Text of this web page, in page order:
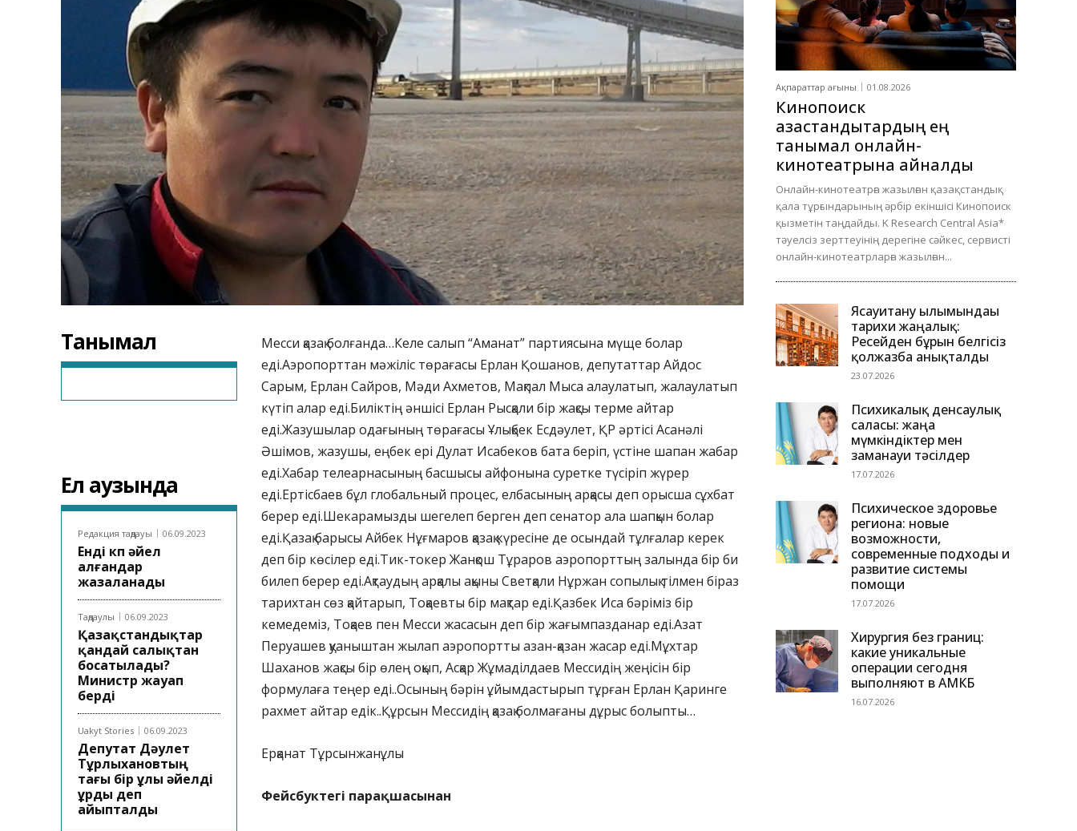
Танымал
Ел аузында
Редакция таңдауы 06.09.2023
Енді көп әйел
алғандар
жазаланады
Таңдаулы 06.09.2023
Қазақстандықтар
қандай салықтан
босатылады?
Министр жауап
берді
Uakyt Stories 06.09.2023
Депутат Дәулет
Тұрлыхановтың
тағы бір ұлы әйелді
ұрды деп
айыпталды
Месси қазақ болғанда…Келе салып “Аманат” партиясына мүще болар
еді.Аэропорттан мәжіліс төрағасы Ерлан Қошанов, депутаттар Айдос
Сарым, Ерлан Сайров, Мәди Ахметов, Мақпал Мыса алаулатып, жалаулатып
күтіп алар еді.Биліктің әншісі Ерлан Рысқали бір жақсы терме айтар
еді.Жазушылар одағының төрағасы Ұлықбек Есдәулет, ҚР әртісі Асанәлі
Әшімов, жазушы, еңбек ері Дулат Исабеков бата беріп, үстіне шапан жабар
еді.Хабар телеарнасының басшысы айфонына суретке түсіріп жүрер
еді.Ертісбаев бұл глобальный процес, елбасының арқасы деп орысша сұхбат
берер еді.Шекарамызды шегелеп берген деп сенатор ала шапқын болар
еді.Қазақ барысы Айбек Нұғмаров қазақ күресіне де осындай тұлғалар керек
деп бір көсілер еді.Тик-токер Жанқош Тұраров аэропорттың залында бір би
билеп берер еді.Ақтаудың арқалы ақыны Светқали Нұржан сопылық тілмен біраз
тарихтан сөз қайтарып, Тоқаевты бір мақтар еді.Қазбек Иса бәріміз бір
кемедеміз, Тоқаев пен Месси жасасын деп бір жағымпазданар еді.Азат
Перуашев қуаныштан жылап аэропортты азан-қазан жасар еді.Мұхтар
Шаханов жақсы бір өлең оқып, Асқар Жұмаділдаев Мессидің жеңісін бір
формулаға теңер еді..Осының бәрін ұйымдастырып тұрған Ерлан Қаринге
рахмет айтар едік..Құрсын Мессидің қазақ болмағаны дұрыс болыпты…
Ерқанат Тұрсынжанұлы
Фейсбуктегі парақшасынан
Ақпараттар ағыны 01.08.2026
Кинопоиск
қазақстандықтардың ең
танымал онлайн-
кинотеатрына айналды
Онлайн-кинотеатрға жазылған қазақстандық
қала тұрғындарының әрбір екіншісі Кинопоиск
қызметін таңдайды. K Research Central Asia*
тәуелсіз зерттеуінің дерегіне сәйкес, сервисті
онлайн-кинотеатрларға жазылған...
Ясауитану ғылымындағы
тарихи жаңалық:
Ресейден бұрын белгісіз
қолжазба анықталды
23.07.2026
Психикалық денсаулық
саласы: жаңа
мүмкіндіктер мен
заманауи тәсілдер
17.07.2026
Психическое здоровье
региона: новые
возможности,
современные подходы и
развитие системы
помощи
17.07.2026
Хирургия без границ:
какие уникальные
операции сегодня
выполняют в АМКБ
16.07.2026